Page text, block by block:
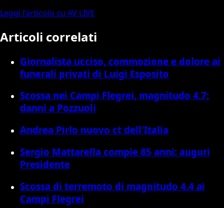
Leggi l’articolo su AV LIVE
Articoli correlati
Giornalista ucciso, commozione e dolore ai
funerali privati di Luigi Esposito
Scossa nei Campi Flegrei, magnitudo 4.7:
danni a Pozzuoli
Andrea Pirlo nuovo ct dell'Italia
Sergio Mattarella compie 85 anni: auguri
Presidente
Scossa di terremoto di magnitudo 4.4 ai
Campi Flegrei